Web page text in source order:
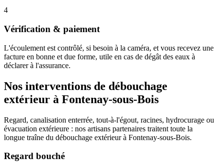
4
Vérification & paiement
L'écoulement est contrôlé, si besoin à la caméra, et vous recevez une
facture en bonne et due forme, utile en cas de dégât des eaux à
déclarer à l'assurance.
Nos interventions de débouchage
extérieur à Fontenay-sous-Bois
Regard, canalisation enterrée, tout-à-l'égout, racines, hydrocurage ou
évacuation extérieure : nos artisans partenaires traitent toute la
longue traîne du débouchage extérieur à Fontenay-sous-Bois.
Regard bouché